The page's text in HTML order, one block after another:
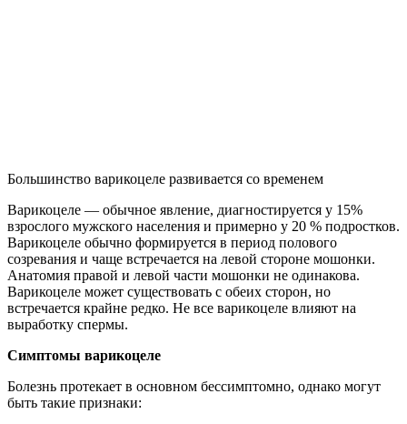
Большинство варикоцеле развивается со временем
Варикоцеле — обычное явление, диагностируется у 15%
взрослого мужского населения и примерно у 20 % подростков.
Варикоцеле обычно формируется в период полового
созревания и чаще встречается на левой стороне мошонки.
Анатомия правой и левой части мошонки не одинакова.
Варикоцеле может существовать с обеих сторон, но
встречается крайне редко. Не все варикоцеле влияют на
выработку спермы.
Симптомы варикоцеле
Болезнь протекает в основном бессимптомно, однако могут
быть такие признаки: